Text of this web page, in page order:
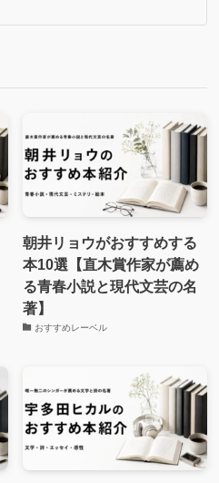
朝井リョウがおすすめする
本10選【直木賞作家が薦め
る青春小説と現代文芸の名
著】
おすすめレーベル